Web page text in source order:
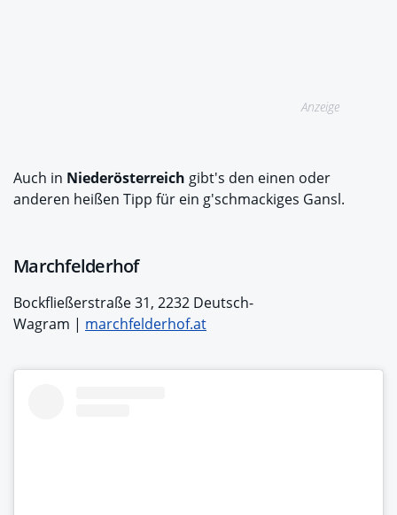
Anzeige
Auch in Niederösterreich gibt's den einen oder
anderen heißen Tipp für ein g'schmackiges Gansl.
Marchfelderhof
Bockfließerstraße 31, 2232 Deutsch-
Wagram | marchfelderhof.at